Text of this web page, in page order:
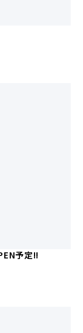
予定!!